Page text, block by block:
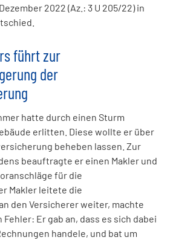
2022 (Az.: 3 U 205/22) in
führt zur
der
hatte durch einen Sturm
erlitten. Diese wollte er über
beheben lassen. Zur
beauftragte er einen Makler und
für die
Makler leitete die
den Versicherer weiter, machte
Er gab an, dass es sich dabei
handele, und bat um